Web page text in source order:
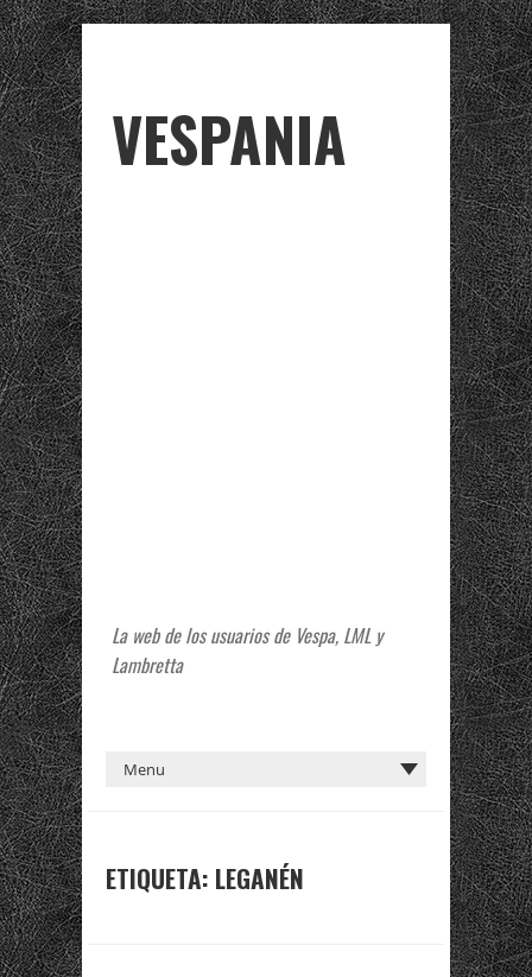
VESPANIA
La web de los usuarios de Vespa, LML y
Lambretta
ETIQUETA: LEGANÉN